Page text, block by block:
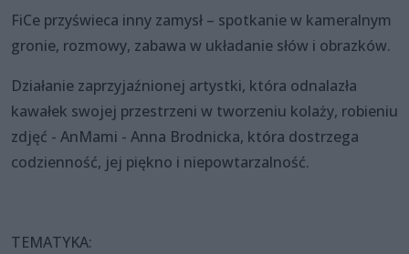
FiCe przyświeca inny zamysł – spotkanie w kameralnym
gronie, rozmowy, zabawa w układanie słów i obrazków.
Działanie zaprzyjaźnionej artystki, która odnalazła
kawałek swojej przestrzeni w tworzeniu kolaży, robieniu
zdjęć - AnMami - Anna Brodnicka, która dostrzega
codzienność, jej piękno i niepowtarzalność.
TEMATYKA: